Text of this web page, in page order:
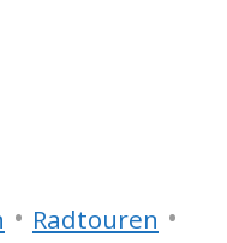
• Radtouren •